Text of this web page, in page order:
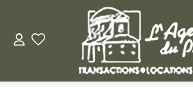
ACHETER